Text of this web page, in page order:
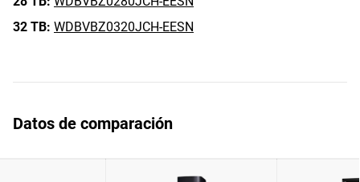
32 TB: WDBVBZ0320JCH-EESN
Datos de comparación